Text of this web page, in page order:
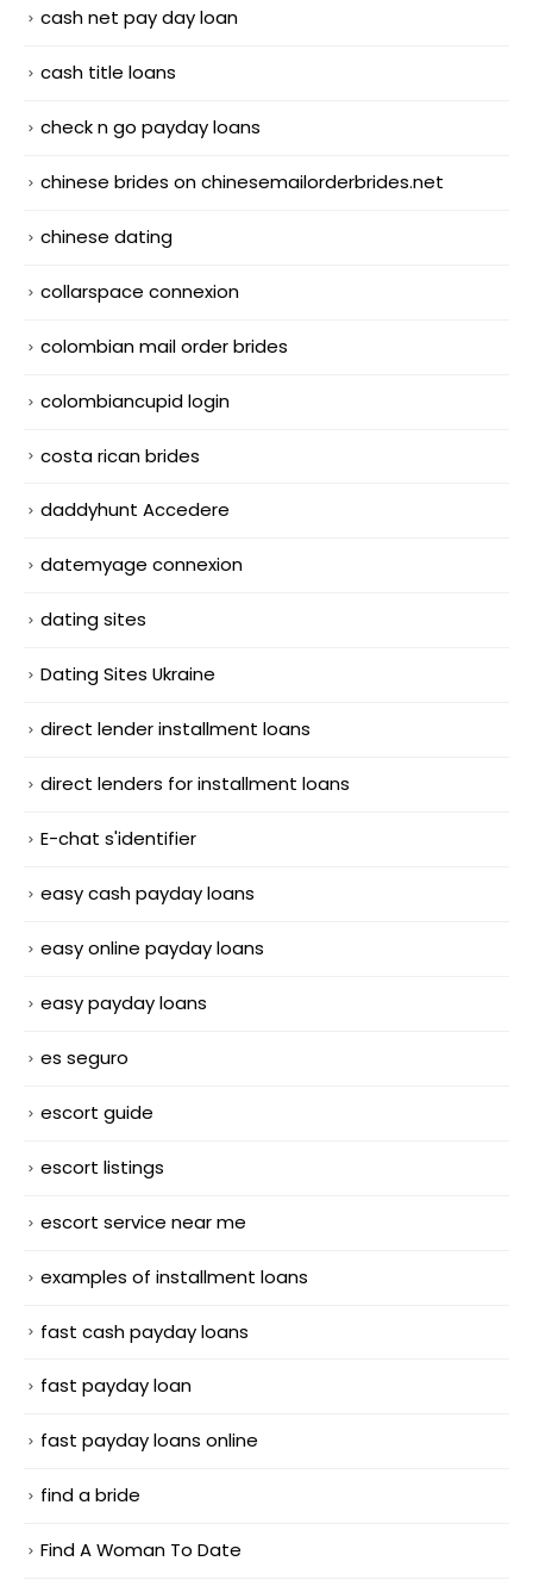
cash net pay day loan
cash title loans
check n go payday loans
chinese brides on chinesemailorderbrides.net
chinese dating
collarspace connexion
colombian mail order brides
colombiancupid login
costa rican brides
daddyhunt Accedere
datemyage connexion
dating sites
Dating Sites Ukraine
direct lender installment loans
direct lenders for installment loans
E-chat s'identifier
easy cash payday loans
easy online payday loans
easy payday loans
es seguro
escort guide
escort listings
escort service near me
examples of installment loans
fast cash payday loans
fast payday loan
fast payday loans online
find a bride
Find A Woman To Date